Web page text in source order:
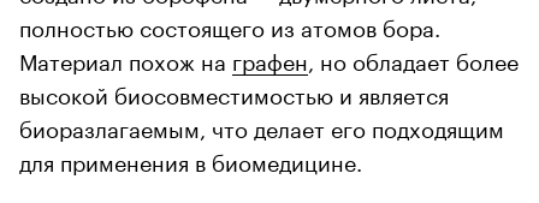
полностью состоящего из атомов бора.
Материал похож на графен , но обладает более
высокой биосовместимостью и является
биоразлагаемым, что делает его подходящим
для применения в биомедицине.